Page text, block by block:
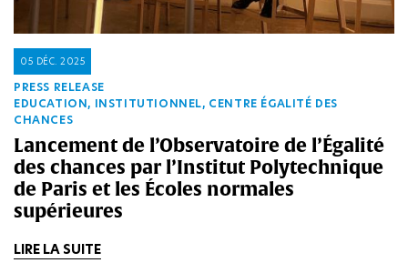
PRESS RELEASE
EDUCATION, INSTITUTIONNEL, CENTRE ÉGALITÉ DES
CHANCES
05 DÉC. 2025
Lancement de l’Observatoire de l’Égalité
des chances par l’Institut Polytechnique
de Paris et les Écoles normales
supérieures
LIRE LA SUITE